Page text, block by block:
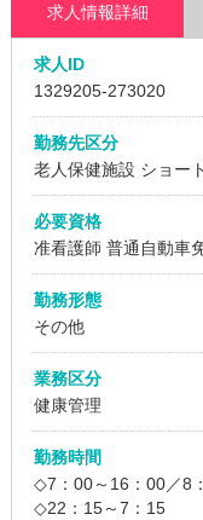
求人情報詳細
求人ID
1329205-273020
勤務先区分
老人保健施設 ショー
必要資格
准看護師普通自動車
勤務形態
その他
業務区分
健康管理
勤務時間
◇7：00～16：00／8
◇22：15～7：15